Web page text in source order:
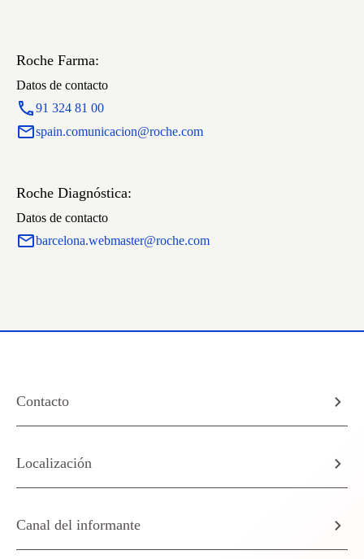
Roche Farma:
Datos de contacto
91 324 81 00
spain.comunicacion@roche.com
Roche Diagnóstica:
Datos de contacto
barcelona.webmaster@roche.com
Contacto
Localización
Canal del informante